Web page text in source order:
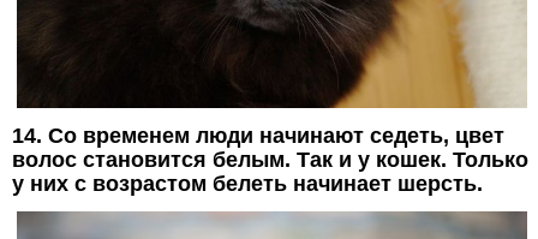
14. Со временем люди начинают седеть, цвет
волос становится белым. Так и у кошек. Только
у них с возрастом белеть начинает шерсть.